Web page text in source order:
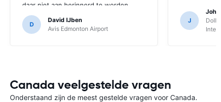
daar niet aan herinnerd te worden.
Gewoon de mail met de voucher is
voldoende.
D
David IJben
Avis Edmonton Airport
J
Canada veelgestelde vragen
Onderstaand zijn de meest gestelde vragen voor Canada.